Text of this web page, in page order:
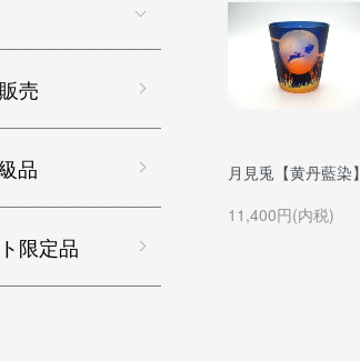
月見兎【黄丹藍染】
11,400円(内税)
売
品
限定品